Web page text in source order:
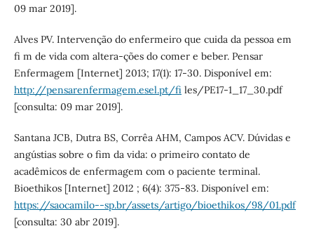
09 mar 2019].
Alves PV. Intervenção do enfermeiro que cuida da pessoa em
fi m de vida com altera-ções do comer e beber. Pensar
Enfermagem [Internet] 2013; 17(1): 17-30. Disponível em:
http://pensarenfermagem.esel.pt/files/PE17-1_17_30.pdf
[consulta: 09 mar 2019].
Santana JCB, Dutra BS, Corrêa AHM, Campos ACV. Dúvidas e
angústias sobre o fim da vida: o primeiro contato de
acadêmicos de enfermagem com o paciente terminal.
Bioethikos [Internet] 2012 ; 6(4): 375-83. Disponível em:
https://saocamilo--sp.br/assets/artigo/bioethikos/98/01.pdf
[consulta: 30 abr 2019].